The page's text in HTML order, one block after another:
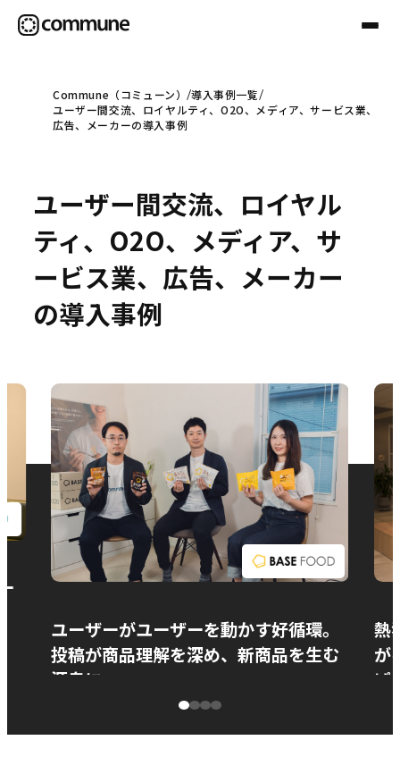
Communeについて
事例
セミナー
お問い合わせ
Commune（コミューン）
導入事例一覧
ユーザー間交流、ロイヤルティ、O2O、メディア、サービス業、
広告、メーカーの導入事例
ユーザー間交流、ロイヤル
ティ、O2O、メディア、サ
ービス業、広告、メーカー
の導入事例
ユーザーがユーザーを動かす好循環。
投稿が商品理解を深め、新商品を生む
源泉に
熱
が
ぱ